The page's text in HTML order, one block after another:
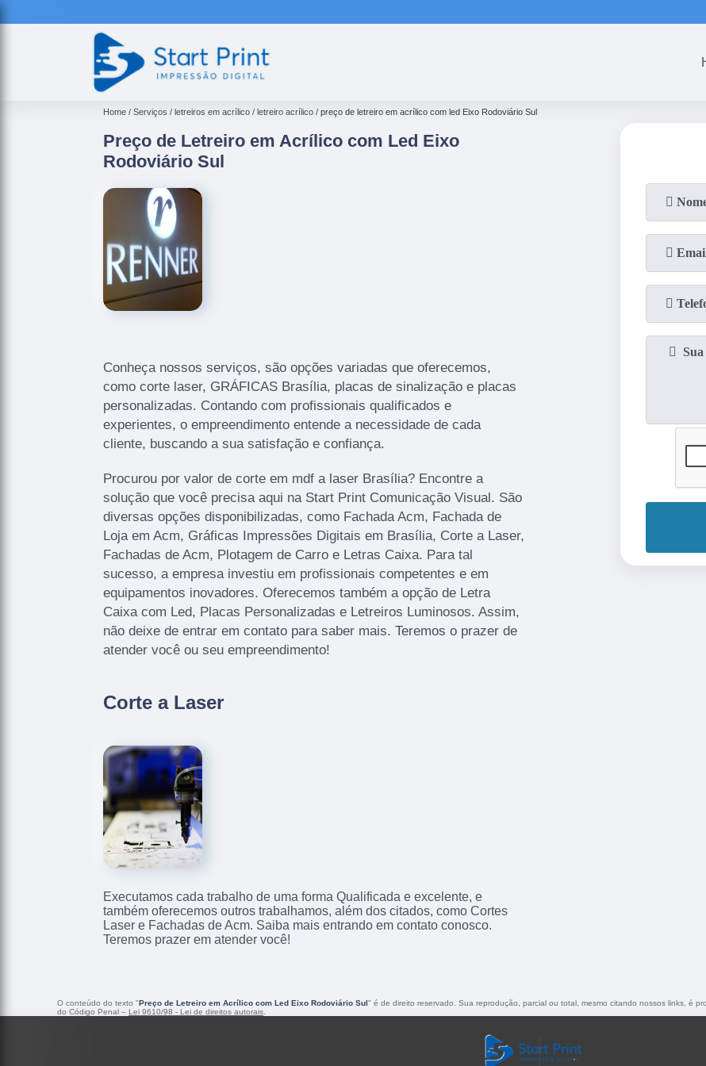
Home Serviços letreiros em acrílico letreiro acrílico preço de letreiro em acrílico com led Eixo Rodoviário Sul
Preço de Letreiro em Acrílico com Led Eixo
Rodoviário Sul
Conheça nossos serviços, são opções variadas que oferecemos,
como corte laser, GRÁFICAS Brasília, placas de sinalização e placas
personalizadas. Contando com profissionais qualificados e
experientes, o empreendimento entende a necessidade de cada
cliente, buscando a sua satisfação e confiança.
Procurou por valor de corte em mdf a laser Brasília? Encontre a
solução que você precisa aqui na Start Print Comunicação Visual. São
diversas opções disponibilizadas, como Fachada Acm, Fachada de
Loja em Acm, Gráficas Impressões Digitais em Brasília, Corte a Laser,
Fachadas de Acm, Plotagem de Carro e Letras Caixa. Para tal
sucesso, a empresa investiu em profissionais competentes e em
equipamentos inovadores. Oferecemos também a opção de Letra
Caixa com Led, Placas Personalizadas e Letreiros Luminosos. Assim,
não deixe de entrar em contato para saber mais. Teremos o prazer de
atender você ou seu empreendimento!
Corte a Laser
Executamos cada trabalho de uma forma Qualificada e excelente, e
também oferecemos outros trabalhamos, além dos citados, como Cortes
Laser e Fachadas de Acm. Saiba mais entrando em contato conosco.
Teremos prazer em atender você!
O conteúdo do texto "Preço de Letreiro em Acrílico com Led Eixo Rodoviário Sul" é de direito reservado. Sua reprodução, parcial ou total, mesmo citando nossos links, é
do Código Penal – Lei 9610/98 - Lei de direitos autorais